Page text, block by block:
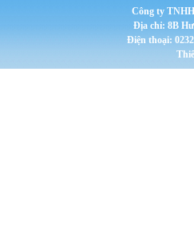
Công ty
Địa chỉ: 8B
Điện thoại: